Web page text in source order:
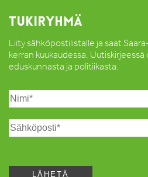
TUKIRYHMÄ
Liity sähköpostilistalle ja saat
kerran kuukaudessa.
eduskunnasta ja politiikasta.